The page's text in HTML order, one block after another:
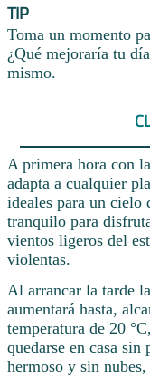
TIP
Toma un momento
¿Qué mejoraría tu
mismo.
A primera hora con
adapta a cualquier
ideales para un cielo
tranquilo para
vientos ligeros del
violentas.
Al arrancar la tarde
aumentará hasta,
temperatura de 20
quedarse en casa
hermoso y sin